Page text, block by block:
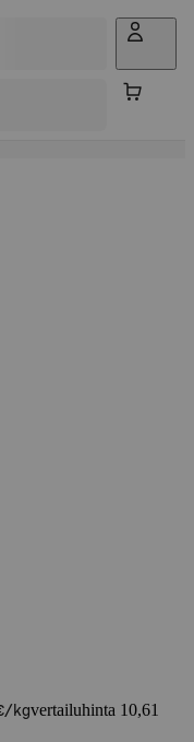
kgvertailuhinta 10,61